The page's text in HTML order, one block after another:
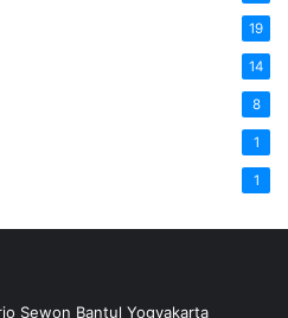
19
14
8
1
1
Sewon Bantul Yogyakarta